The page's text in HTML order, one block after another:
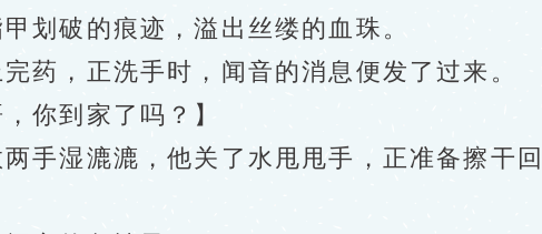
划破的痕迹，溢出丝缕的血珠。
，正洗手时，闻音的消息便发了过来。
到家了吗？】
湿漉漉，他关了水甩甩手，正准备擦干